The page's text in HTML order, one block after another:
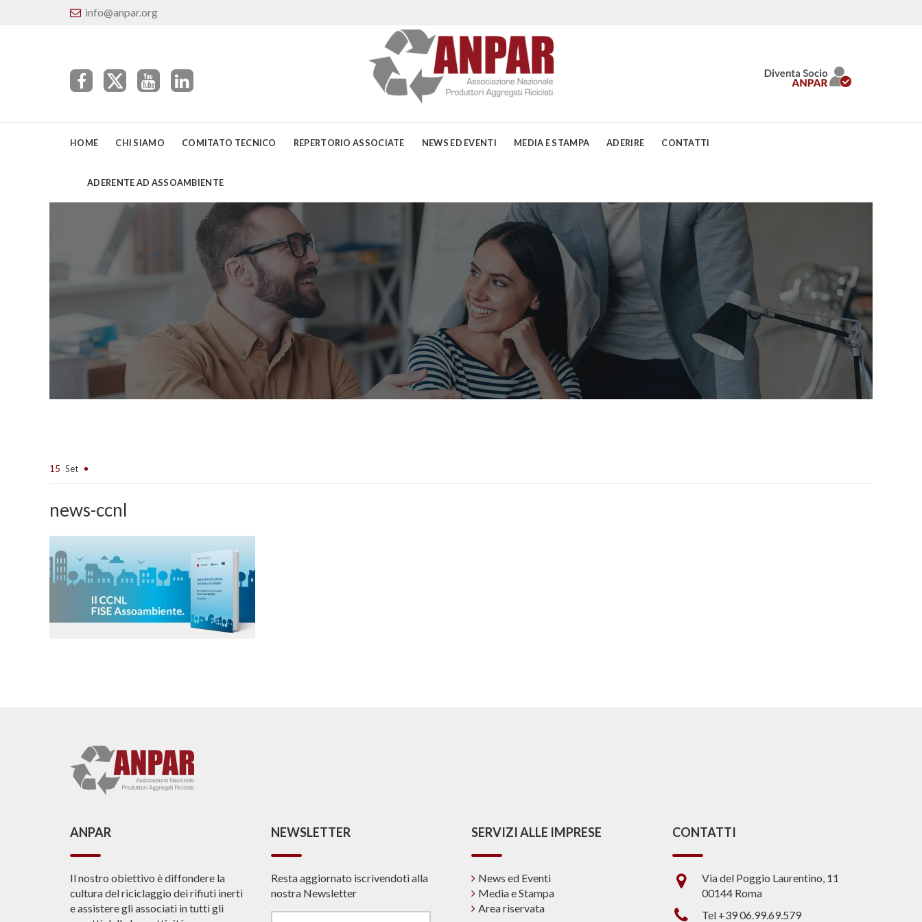
info@anpar.org
HOME CHI SIAMO COMITATO TECNICO REPERTORIO ASSOCIATE NEWS ED EVENTI MEDIA E STAMPA ADERIRE CONTATTI
ADERENTE AD ASSOAMBIENTE
15 Set
news-ccnl
ANPAR
Il nostro obiettivo è diffondere la
cultura del riciclaggio dei rifiuti inerti
e assistere gli associati in tutti gli
NEWSLETTER
Resta aggiornato iscrivendoti alla
nostra Newsletter
SERVIZI ALLE IMPRESE
News ed Eventi
Media e Stampa
Area riservata
CONTATTI
Via del Poggio Laurentino, 11
00144 Roma
Tel +39 06.99.69.579